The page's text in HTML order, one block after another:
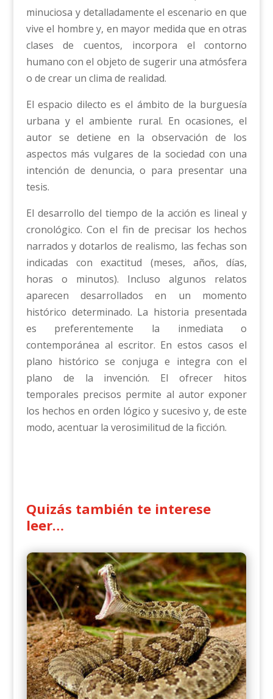
minuciosa y detalladamente el escenario en que
vive el hombre y, en mayor medida que en otras
clases de cuentos, incorpora el contorno
humano con el objeto de sugerir una atmósfera
o de crear un clima de realidad.
El espacio dilecto es el ámbito de la burguesía
urbana y el ambiente rural. En ocasiones, el
autor se detiene en la observación de los
aspectos más vulgares de la sociedad con una
intención de denuncia, o para presentar una
tesis.
El desarrollo del tiempo de la acción es lineal y
cronológico. Con el fin de precisar los hechos
narrados y dotarlos de realismo, las fechas son
indicadas con exactitud (meses, años, días,
horas o minutos). Incluso algunos relatos
aparecen desarrollados en un momento
histórico determinado. La historia presentada
es preferentemente la inmediata o
contemporánea al escritor. En estos casos el
plano histórico se conjuga e integra con el
plano de la invención. El ofrecer hitos
temporales precisos permite al autor exponer
los hechos en orden lógico y sucesivo y, de este
modo, acentuar la verosimilitud de la ficción.
Quizás también te interese
leer…